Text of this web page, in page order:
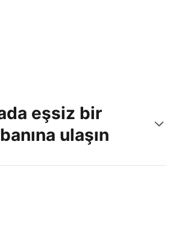
eşsiz bir
ulaşın
ulaş